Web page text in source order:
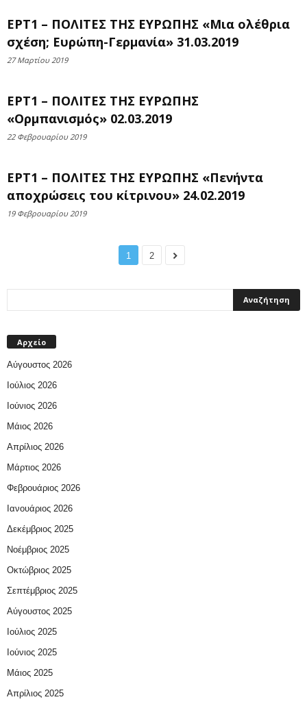
ΕΡΤ1 – ΠΟΛΙΤΕΣ ΤΗΣ ΕΥΡΩΠΗΣ «Μια ολέθρια
σχέση; Ευρώπη-Γερμανία» 31.03.2019
27 Μαρτίου 2019
ΕΡΤ1 – ΠΟΛΙΤΕΣ ΤΗΣ ΕΥΡΩΠΗΣ
«Ορμπανισμός» 02.03.2019
22 Φεβρουαρίου 2019
ΕΡΤ1 – ΠΟΛΙΤΕΣ ΤΗΣ ΕΥΡΩΠΗΣ «Πενήντα
αποχρώσεις του κίτρινου» 24.02.2019
19 Φεβρουαρίου 2019
1 2
Αρχείο
Αύγουστος 2026
Ιούλιος 2026
Ιούνιος 2026
Μάιος 2026
Απρίλιος 2026
Μάρτιος 2026
Φεβρουάριος 2026
Ιανουάριος 2026
Δεκέμβριος 2025
Νοέμβριος 2025
Οκτώβριος 2025
Σεπτέμβριος 2025
Αύγουστος 2025
Ιούλιος 2025
Ιούνιος 2025
Μάιος 2025
Απρίλιος 2025